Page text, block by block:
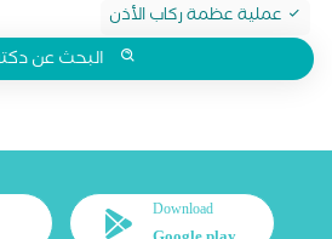
عملية عظمة ركاب الأذن
البحث عن
Download